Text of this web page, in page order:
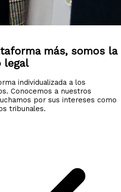
más, somos la
legal
individualizada a los
Conocemos a nuestros
por sus intereses como
tribunales.